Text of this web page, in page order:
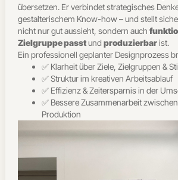
übersetzen. Er verbindet strategisches
gestalterischem Know-how – und stellt
nicht nur gut aussieht, sondern auch
Zielgruppe passtundproduzierbarist.
Ein professionell geplanter Designprozess
✅ Klarheit über Ziele, Zielgruppen &
✅ Struktur im kreativen Arbeitsablauf
✅ Effizienz & Zeitersparnis in der
✅ Bessere Zusammenarbeit
Produktion